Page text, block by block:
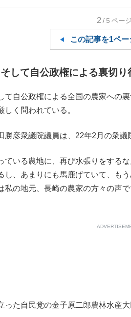
2/5 ペー
この記事を1ペ
して自公政権による裏切り
自公政権による全国の農家への
しく問われている。
彦衆議院議員は、22年2月の衆議
ている農地に、再び水張りをする
し、あまりにも馬鹿げていて、も
私の地元、長崎の農家の方々の声
た自民党の金子原二郎農林水産